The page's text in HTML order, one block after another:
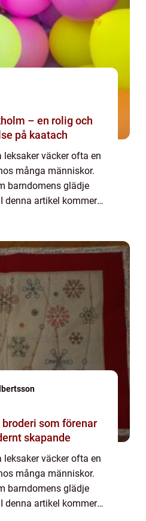
– en rolig och
på kaatach
väcker ofta en
många människor.
barndomens glädje
denna artikel kommer
skapande
väcker ofta en
många människor.
barndomens glädje
denna artikel kommer